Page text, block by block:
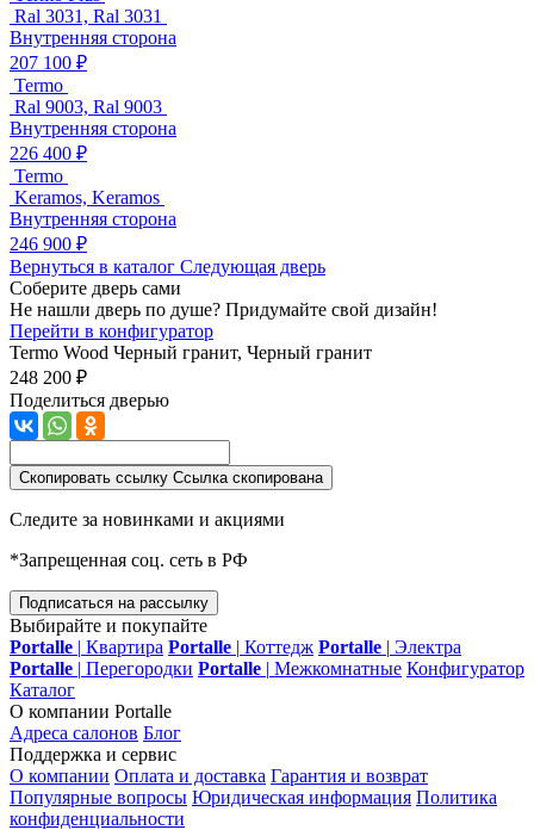
Ral 3031, Ral 3031
Внутренняя сторона
207 100 ₽
Termo
Ral 9003, Ral 9003
Внутренняя сторона
226 400 ₽
Termo
Keramos, Keramos
Внутренняя сторона
246 900 ₽
Вернуться в каталог Следующая дверь
Соберите дверь сами
Не нашли дверь по душе? Придумайте свой дизайн!
Перейти в конфигуратор
Termo Wood Черный гранит, Черный гранит
248 200 ₽
Поделиться дверью
Скопировать ссылку Ссылка скопирована
Следите за новинками и акциями
*Запрещенная соц. сеть в РФ
Подписаться на рассылку
Выбирайте и покупайте
Portalle | Квартира Portalle | Коттедж Portalle | Электра
Portalle | Перегородки Portalle | Межкомнатные Конфигуратор
Каталог
О компании Portalle
Адреса салонов Блог
Поддержка и сервис
О компании Оплата и доставка Гарантия и возврат
Популярные вопросы Юридическая информация Политика
конфиденциальности